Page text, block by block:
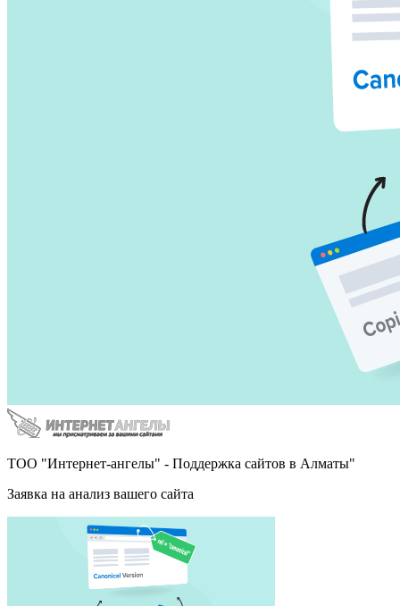
ТОО "Интернет-ангелы" - Поддержка сайтов в Алматы"
Заявка на анализ вашего сайта